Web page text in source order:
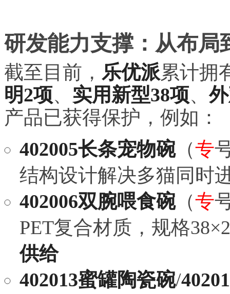
研发能力支撑：从布局
截至目前， 乐优派累计拥
明2项、 实用新型38项、
产品已获得保护，例如：
402005长条宠物碗（专
结构设计解决多猫同时
402006双腕喂食碗（专
PET复合材质，规格
供给
402013蜜罐陶瓷碗/